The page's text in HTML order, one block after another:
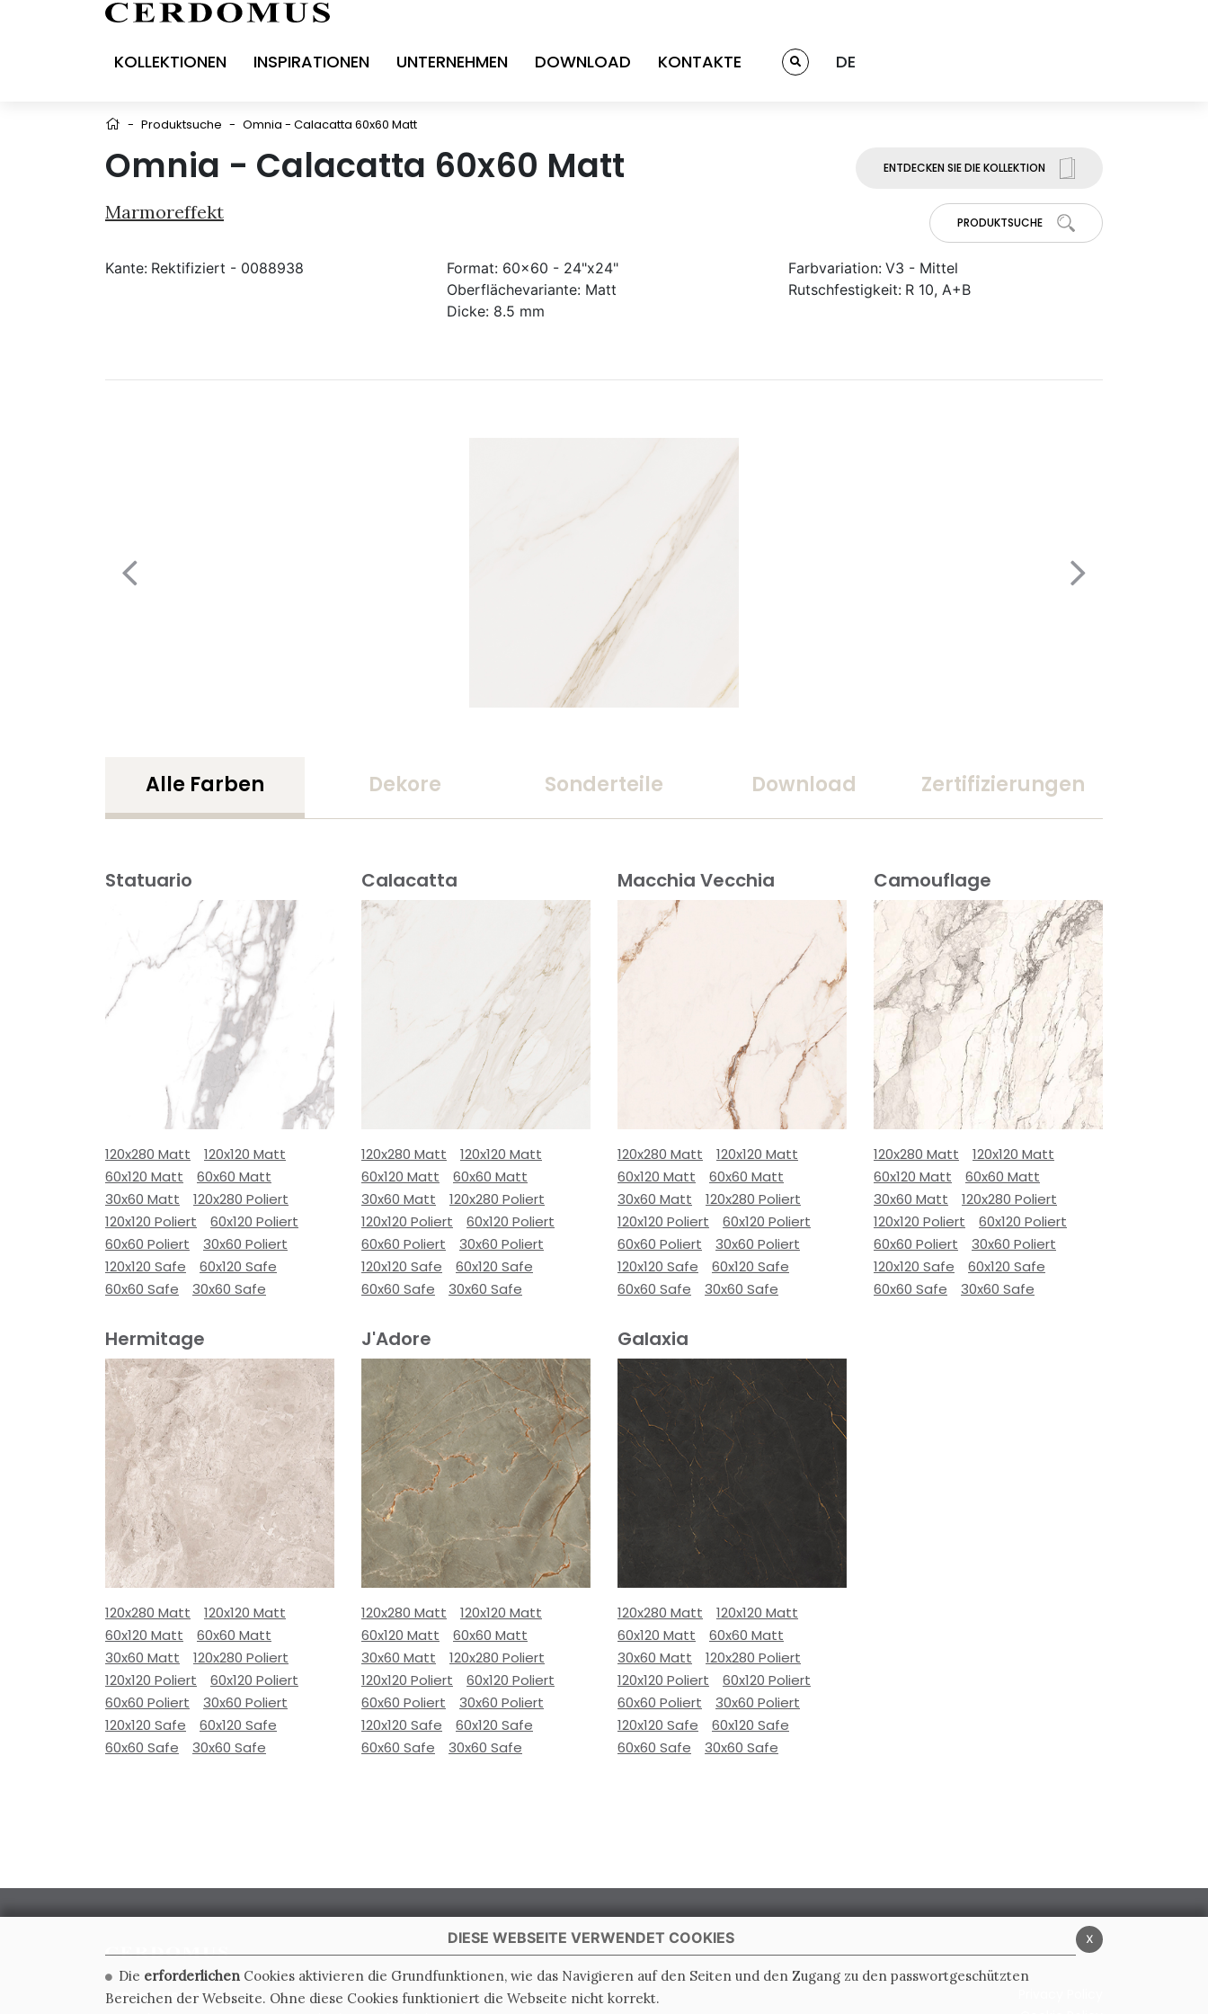
KOLLEKTIONEN INSPIRATIONEN UNTERNEHMEN DOWNLOAD KONTAKTE DE
- Produktsuche - Omnia - Calacatta 60x60 Matt
Omnia - Calacatta 60x60 Matt
Marmoreffekt
ENTDECKEN SIE DIE KOLLEKTION
PRODUKTSUCHE
Kante: Rektifiziert - 0088938 Format: 60x60 - 24"x24"
Oberflächevariante: Matt
Dicke: 8.5 mm
Farbvariation: V3 - Mittel
Rutschfestigkeit: R 10, A+B
Alle Farben Dekore Sonderteile Download Zertifizierungen
Statuario
120x280 Matt
120x120 Matt
60x120 Matt
60x60 Matt
30x60 Matt
120x280 Poliert
120x120 Poliert
60x120 Poliert
60x60 Poliert
30x60 Poliert
120x120 Safe
60x120 Safe
60x60 Safe
30x60 Safe
Calacatta
120x280 Matt
120x120 Matt
60x120 Matt
60x60 Matt
30x60 Matt
120x280 Poliert
120x120 Poliert
60x120 Poliert
60x60 Poliert
30x60 Poliert
120x120 Safe
60x120 Safe
60x60 Safe
30x60 Safe
Macchia Vecchia
120x280 Matt
120x120 Matt
60x120 Matt
60x60 Matt
30x60 Matt
120x280 Poliert
120x120 Poliert
60x120 Poliert
60x60 Poliert
30x60 Poliert
120x120 Safe
60x120 Safe
60x60 Safe
30x60 Safe
Camouflage
120x280 Matt
120x120 Matt
60x120 Matt
60x60 Matt
30x60 Matt
120x280 Poliert
120x120 Poliert
60x120 Poliert
60x60 Poliert
30x60 Poliert
120x120 Safe
60x120 Safe
60x60 Safe
30x60 Safe
Hermitage
120x280 Matt
120x120 Matt
60x120 Matt
60x60 Matt
30x60 Matt
120x280 Poliert
120x120 Poliert
60x120 Poliert
60x60 Poliert
30x60 Poliert
120x120 Safe
60x120 Safe
60x60 Safe
30x60 Safe
J'Adore
120x280 Matt
120x120 Matt
60x120 Matt
60x60 Matt
30x60 Matt
120x280 Poliert
120x120 Poliert
60x120 Poliert
60x60 Poliert
30x60 Poliert
120x120 Safe
60x120 Safe
60x60 Safe
30x60 Safe
Galaxia
120x280 Matt
120x120 Matt
60x120 Matt
60x60 Matt
30x60 Matt
120x280 Poliert
120x120 Poliert
60x120 Poliert
60x60 Poliert
30x60 Poliert
120x120 Safe
60x120 Safe
60x60 Safe
30x60 Safe
CERDOMUS S.R.L.
x
DIESE WEBSEITE VERWENDET COOKIES
Die erforderlichen Cookies aktivieren die Grundfunktionen, wie das Navigieren auf den Seiten und den Zugang zu den passwortgeschützten
Bereichen der Webseite. Ohne diese Cookies funktioniert die Webseite nicht korrekt.